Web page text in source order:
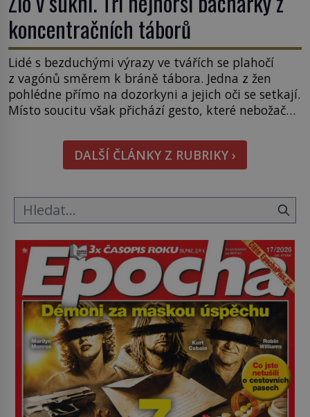
koncentračních táborů
Lidé s bezduchými výrazy ve tvářích se plahočí
z vagónů směrem k bráně tábora. Jedna z žen
pohlédne přímo na dozorkyni a jejich oči se setkají.
Místo soucitu však přichází gesto, které nebožačku
Rudolf Höss (1901–1947), Josef Mengele (1911–
1979) či Heinrich Himmler (1900–1945) zná každý,
o koho se historie jen otřela. Jenže […]
DALŠÍ ČLÁNKY Z RUBRIKY ›